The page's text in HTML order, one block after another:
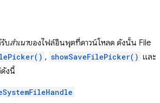
บสำเนาของไฟล์อินพุตที่ดาวน์โหลด ดังนั้น File
, showSaveFilePicker() และ
ดังนี้